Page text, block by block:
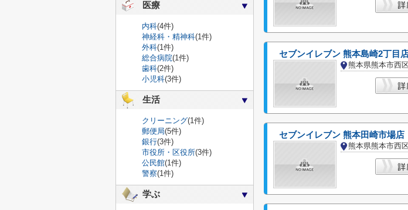
セブンイレブン 熊本島崎2丁目
熊本県熊本市西
セブンイレブン 熊本田崎市場店
熊本県熊本市西
医療
内科(4件)
神経科・精神科(1件)
外科(1件)
総合病院(1件)
歯科(2件)
小児科(3件)
生活
クリーニング(1件)
郵便局(5件)
銀行(3件)
市役所・区役所(3件)
公民館(1件)
警察(1件)
学ぶ